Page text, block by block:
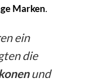
Marken.
ein
die
und